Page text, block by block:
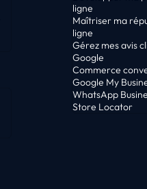
ligne
Maîtriser ma
ligne
Gérez mes avis
Google
Commerce
Google My
WhatsApp
Store Locator